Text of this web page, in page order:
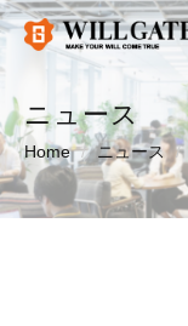
ニュース
Home ニュース